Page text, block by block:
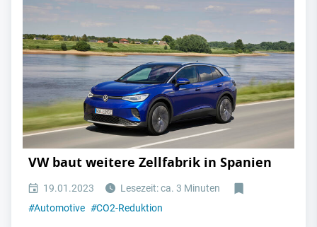
VW baut weitere Zellfabrik in Spanien
19.01.2023
Lesezeit: ca. 3 Minuten
#Automotive #CO2-Reduktion